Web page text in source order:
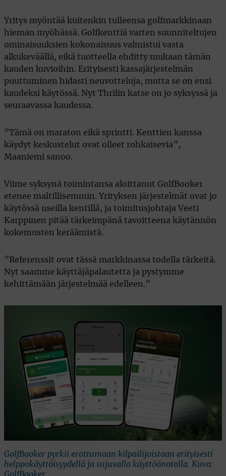
Yritys myöntää kuitenkin tulleensa golfmarkkinaan
hieman myöhässä. Golfkenttiä varten suunniteltujen
ominaisuuksien kokonaisuus valmistui vasta
alkukeväällä, eikä tuotteella ehditty mukaan tämän
kauden kuvioihin. Erityisesti kassajärjestelmän
puuttuminen hidasti neuvotteluja, mutta se on ensi
kaudeksi käytössä. Nyt Thrilin katse on jo syksyssä ja
seuraavassa kaudessa.
”Tämä on maraton eikä sprintti. Kenttien kanssa
käydyt keskustelut ovat olleet rohkaisevia”,
Maaniemi sanoo.
Viime syksynä toimintansa aloittanut GolfBooker
etenee maltillisemmin. Yrityksen järjestelmät ovat jo
käytössä useilla kentillä, ja toimitusjohtaja Veeti
Karppinen pitää tärkeimpänä tavoitteena käytännön
kokemusten keräämistä.
”Referenssit ovat tässä markkinassa todella tärkeitä.
Nyt saamme käyttäjäpalautetta ja pystymme
kehittämään järjestelmää edelleen.”
GolfBooker pyrkii erottumaan kilpailijoistaan erityisesti
helppokäyttöisyydellä ja sujuvalla käyttöönotolla. Kuva: